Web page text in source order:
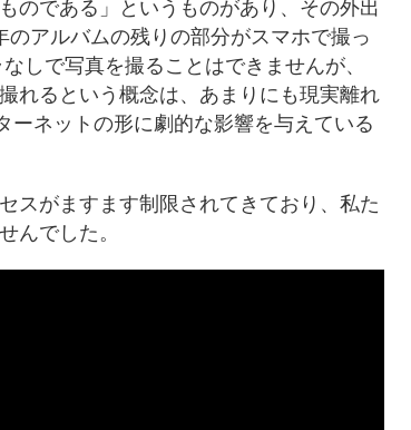
のである」というものがあり、その外出
アルバムの残りの部分がスマホで撮っ
しで写真を撮ることはできませんが、
れるという概念は、あまりにも現実離れ
ーネットの形に劇的な影響を与えている
スがますます制限されてきており、私た
んでした。